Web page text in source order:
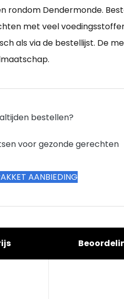
rondom Dendermonde.
met veel
als via de bestellijst. De
bestellen?
voor gezonde gerechten
AANBIEDING